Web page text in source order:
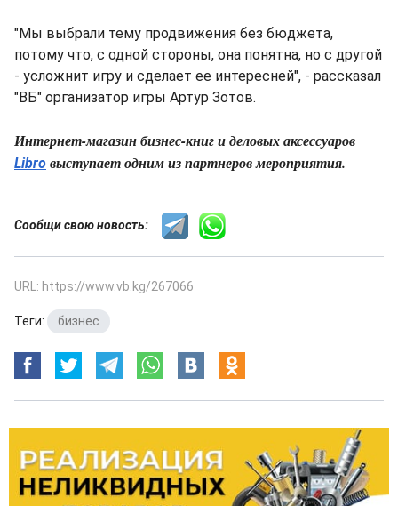
"Мы выбрали тему продвижения без бюджета,
потому что, с одной стороны, она понятна, но с другой
- усложнит игру и сделает ее интересней", - рассказал
"ВБ" организатор игры Артур Зотов.
Интернет-магазин бизнес-книг и деловых аксессуаров
Libro выступает одним из партнеров мероприятия.
Сообщи свою новость:
URL: https://www.vb.kg/267066
Теги: бизнес